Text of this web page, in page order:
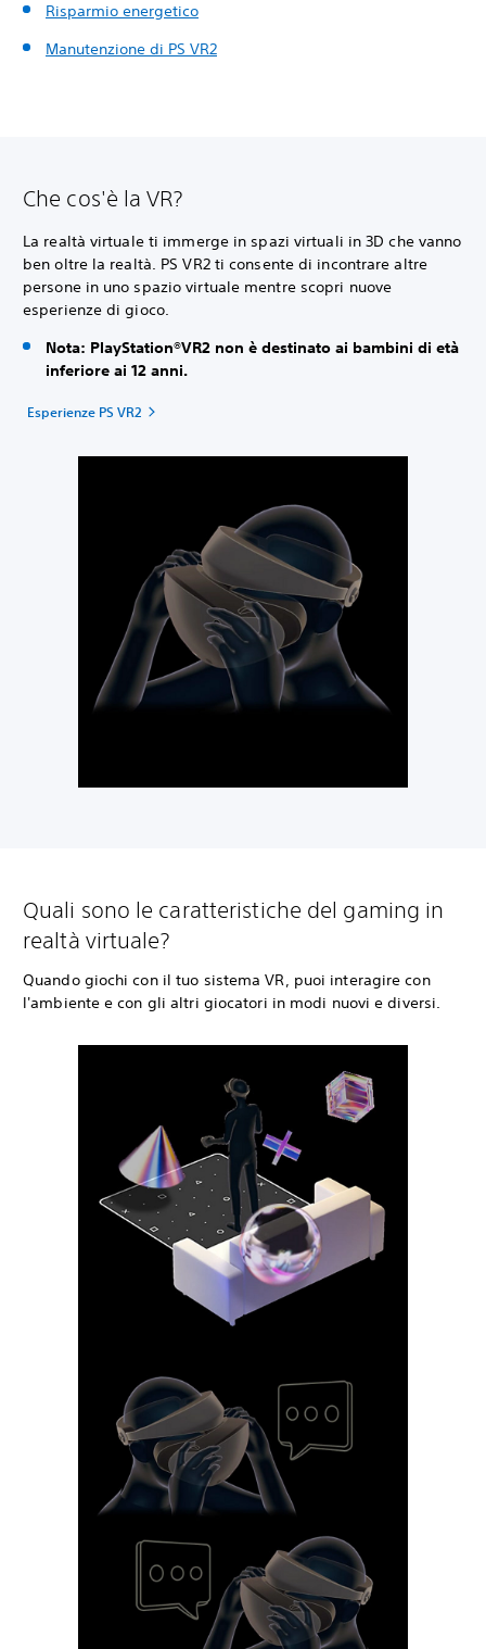
Risparmio energetico
Manutenzione di PS VR2
Che cos'è la VR?
La realtà virtuale ti immerge in spazi virtuali in 3D che vanno
ben oltre la realtà. PS VR2 ti consente di incontrare altre
persone in uno spazio virtuale mentre scopri nuove
esperienze di gioco.
Nota: PlayStation®VR2 non è destinato ai bambini di età
inferiore ai 12 anni.
Esperienze PS VR2
Quali sono le caratteristiche del gaming in
realtà virtuale?
Quando giochi con il tuo sistema VR, puoi interagire con
l'ambiente e con gli altri giocatori in modi nuovi e diversi.